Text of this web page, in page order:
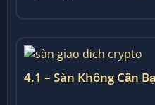
4.1 – Sàn Không Cần